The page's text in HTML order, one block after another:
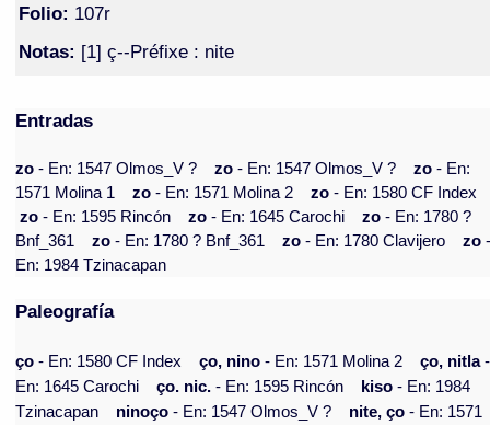
Folio: 107r
Notas: [1] ç--Préfixe : nite
Entradas
zo- En: 1547 Olmos_V ? zo- En: 1547 Olmos_V ? zo- En:
1571 Molina 1
zo- En: 1571 Molina 2 zo- En: 1580 CF Index
zo- En: 1595 Rincón zo- En: 1645 Carochi zo- En: 1780 ?
Bnf_361
zo- En: 1780 ? Bnf_361 zo- En: 1780 Clavijero zo
En: 1984 Tzinacapan
Paleografía
ço - En: 1580 CF Index ço, nino - En: 1571 Molina 2 ço, nitla-
En: 1645 Carochi
ço. nic. - En: 1595 Rincón kiso - En: 1984
Tzinacapan
ninoço - En: 1547 Olmos_V ? nite, ço - En: 1571